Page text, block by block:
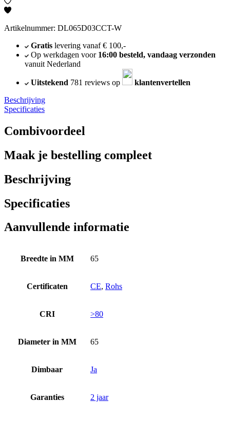
Artikelnummer: DL065D03CCT-W
Gratislevering vanaf € 100,-
Op werkdagen voor 16:00 besteld, vandaag verzonden
vanuit Nederland
Uitstekend 781 reviews op
klantenvertellen
Beschrijving
Specificaties
Combivoordeel
Maak je bestelling compleet
Beschrijving
Specificaties
Aanvullende informatie
Breedte in MM 65
Certificaten CE, Rohs
CRI >80
Diameter in MM 65
Dimbaar Ja
Garanties 2 jaar